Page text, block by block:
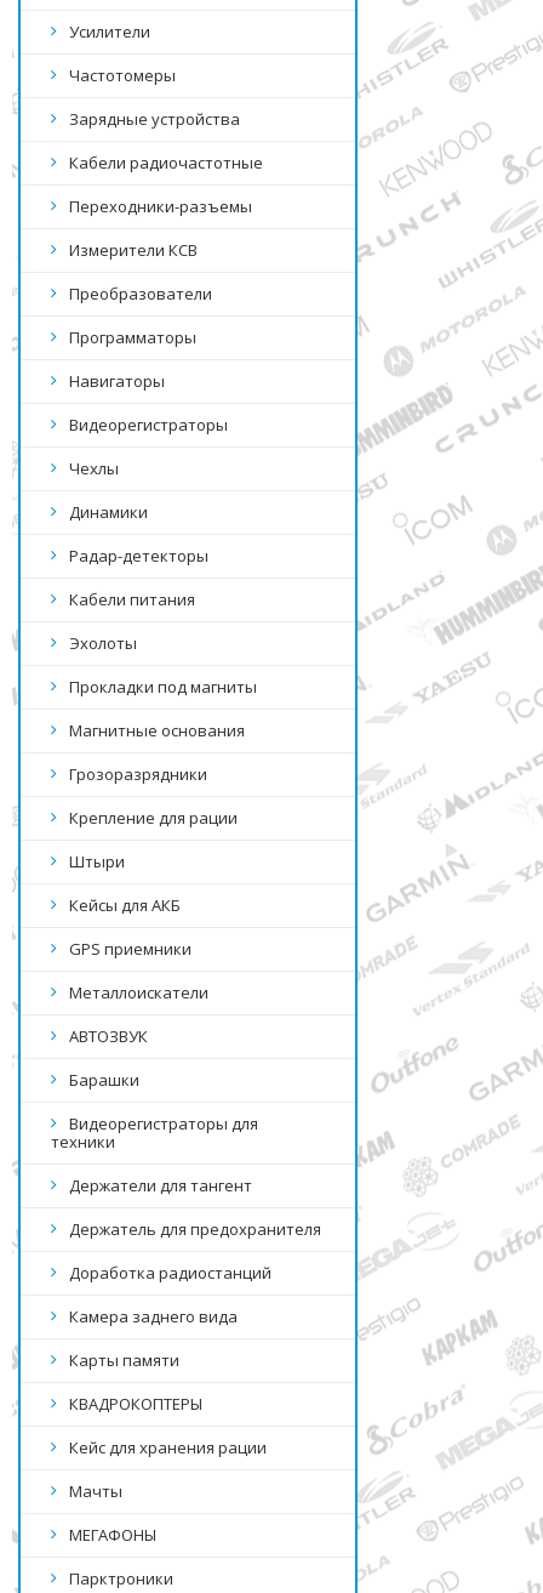
Усилители
Частотомеры
Зарядные устройства
Кабели радиочастотные
Переходники-разъемы
Измерители КСВ
Преобразователи
Программаторы
Навигаторы
Видеорегистраторы
Чехлы
Динамики
Радар-детекторы
Кабели питания
Эхолоты
Прокладки под магниты
Магнитные основания
Грозоразрядники
Крепление для рации
Штыри
Кейсы для АКБ
GPS приемники
Металлоискатели
АВТОЗВУК
Барашки
Видеорегистраторы для
техники
Держатели для тангент
Держатель для предохранителя
Доработка радиостанций
Камера заднего вида
Карты памяти
КВАДРОКОПТЕРЫ
Кейс для хранения рации
Мачты
МЕГАФОНЫ
Парктроники